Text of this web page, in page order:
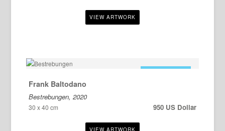
Frank Baltodano
Bestrebungen, 2020
30 x 40 cm 950 US Dollar